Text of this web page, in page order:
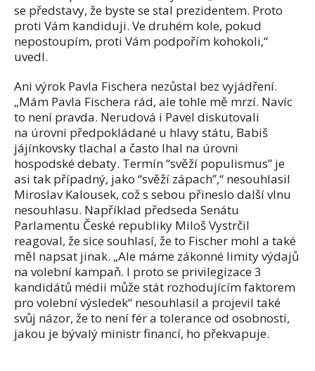
se představy, že byste se stal prezidentem. Proto
proti Vám kandiduji. Ve druhém kole, pokud
nepostoupím, proti Vám podpořím kohokoli,“
uvedl.
Ani výrok Pavla Fischera nezůstal bez vyjádření.
„Mám Pavla Fischera rád, ale tohle mě mrzí. Navíc
to není pravda. Nerudová i Pavel diskutovali
na úrovni předpokládané u hlavy státu, Babiš
jájínkovsky tlachal a často lhal na úrovni
hospodské debaty. Termín “svěží populismus” je
asi tak případný, jako “svěží zápach”,“ nesouhlasil
Miroslav Kalousek, což s sebou přineslo další vlnu
nesouhlasu. Například předseda Senátu
Parlamentu České republiky Miloš Vystrčil
reagoval, že sice souhlasí, že to Fischer mohl a také
měl napsat jinak. „Ale máme zákonné limity výdajů
na volební kampaň. I proto se privilegizace 3
kandidátů médii může stát rozhodujícím faktorem
pro volební výsledek“ nesouhlasil a projevil také
svůj názor, že to není fér a tolerance od osobnosti,
jakou je bývalý ministr financí, ho překvapuje.